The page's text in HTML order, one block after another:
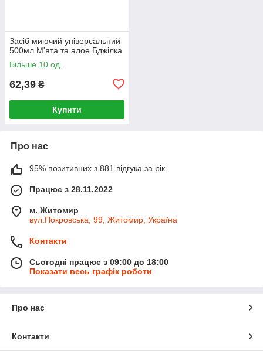
Засіб миючий універсальний
500мл М'ята та алое Бджілка
Більше 10 од.
62,39 ₴
Купити
Про нас
95% позитивних з 881 відгука за рік
Працює з 28.11.2022
м. Житомир
вул.Покровська, 99, Житомир, Україна
Контакти
Сьогодні працює з 09:00 до 18:00
Показати весь графік роботи
Про нас
Контакти